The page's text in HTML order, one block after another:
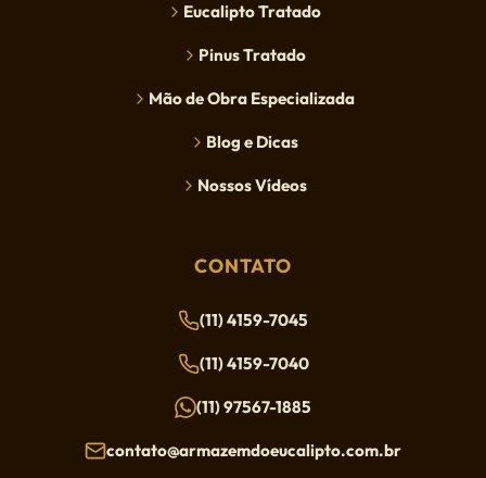
Eucalipto Tratado
Pinus Tratado
Mão de Obra Especializada
Blog e Dicas
Nossos Vídeos
CONTATO
(11) 4159-7045
(11) 4159-7040
(11) 97567-1885
contato@armazemdoeucalipto.com.br